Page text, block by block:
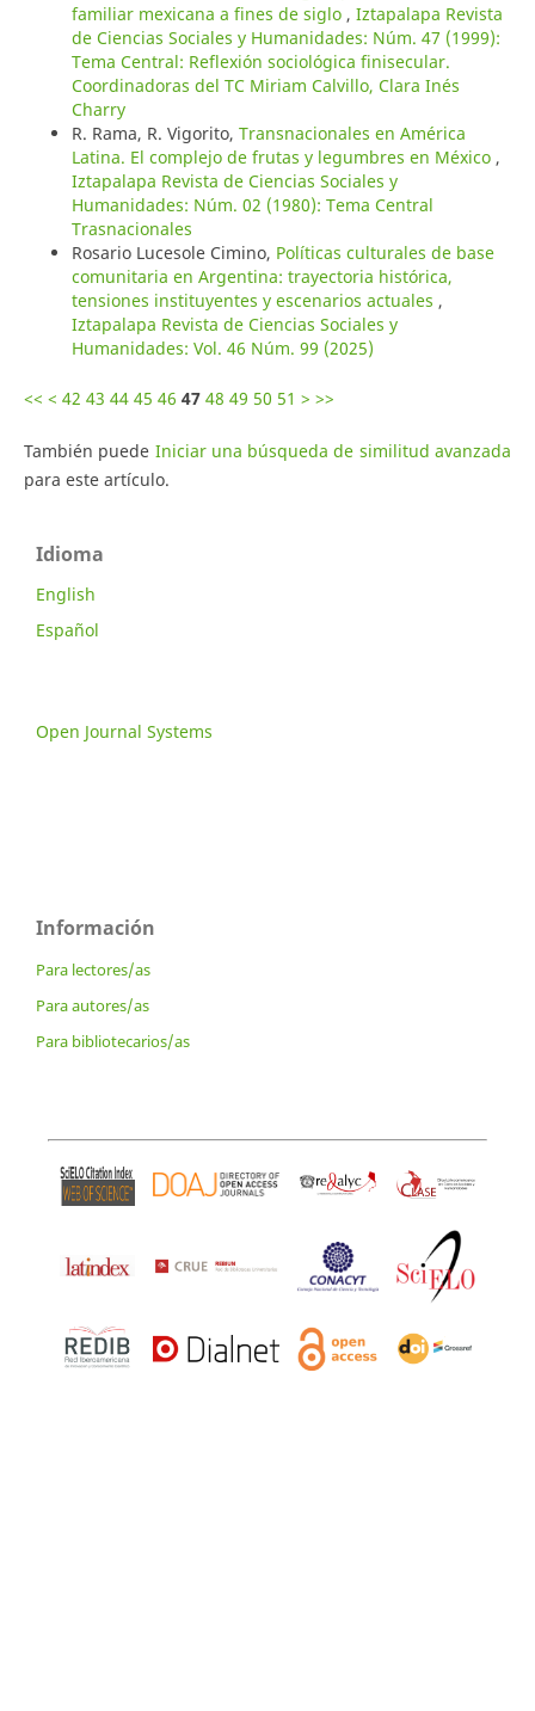
familiar mexicana a fines de siglo , Iztapalapa Revista
de Ciencias Sociales y Humanidades: Núm. 47 (1999):
Tema Central: Reflexión sociológica finisecular.
Coordinadoras del TC Miriam Calvillo, Clara Inés
Charry
R. Rama, R. Vigorito, Transnacionales en América
Latina. El complejo de frutas y legumbres en México ,
Iztapalapa Revista de Ciencias Sociales y
Humanidades: Núm. 02 (1980): Tema Central
Trasnacionales
Rosario Lucesole Cimino, Políticas culturales de base
comunitaria en Argentina: trayectoria histórica,
tensiones instituyentes y escenarios actuales ,
Iztapalapa Revista de Ciencias Sociales y
Humanidades: Vol. 46 Núm. 99 (2025)
<< < 42 43 44 45 46 47 48 49 50 51 > >>
También puede Iniciar una búsqueda de similitud avanzada
para este artículo.
Idioma
English
Español
Open Journal Systems
Información
Para lectores/as
Para autores/as
Para bibliotecarios/as